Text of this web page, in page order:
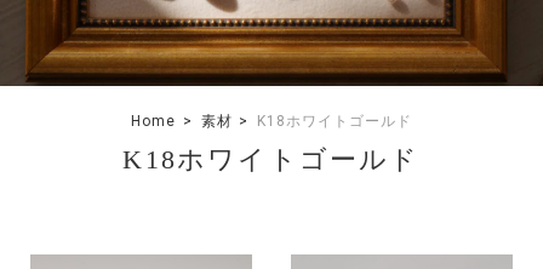
Home 素材 K18ホワイトゴールド
K18ホワイトゴールド